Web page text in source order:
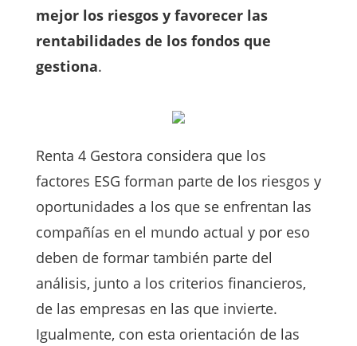
mejor los riesgos y favorecer las
rentabilidades de los fondos que
gestiona.
Renta 4 Gestora considera que los
factores ESG forman parte de los riesgos y
oportunidades a los que se enfrentan las
compañías en el mundo actual y por eso
deben de formar también parte del
análisis, junto a los criterios financieros,
de las empresas en las que invierte.
Igualmente, con esta orientación de las